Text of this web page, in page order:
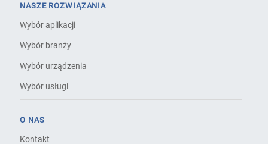
NASZE ROZWIĄZANIA
Wybór aplikacji
Wybór branży
Wybór urządzenia
Wybór usługi
O NAS
Kontakt